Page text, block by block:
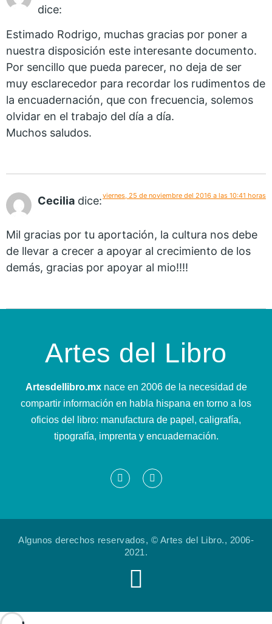
dice:
Estimado Rodrigo, muchas gracias por poner a
nuestra disposición este interesante documento.
Por sencillo que pueda parecer, no deja de ser
muy esclarecedor para recordar los rudimentos de
la encuadernación, que con frecuencia, solemos
olvidar en el trabajo del día a día.
Muchos saludos.
Cecilia dice:viernes, 25 de noviembre del 2016 a las 10:41 horas
Mil gracias por tu aportación, la cultura nos debe
de llevar a crecer a apoyar al crecimiento de los
demás, gracias por apoyar al mio!!!!
Artes del Libro
Artesdellibro.mxnace en 2006 de la necesidad de
compartir información en habla hispana en torno a los
oficios del libro: manufactura de papel, caligrafía,
tipografía, imprenta y encuadernación.
Algunos derechos reservados, © Artes del Libro., 2006-
2021.